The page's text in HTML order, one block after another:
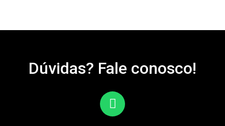
Dúvidas? Fale conosco!